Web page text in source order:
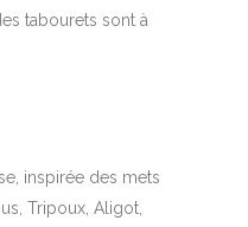
tabourets sont à
inspirée des mets
Tripoux, Aligot,